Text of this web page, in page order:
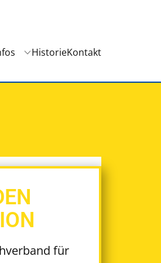
HistorieKontakt
für